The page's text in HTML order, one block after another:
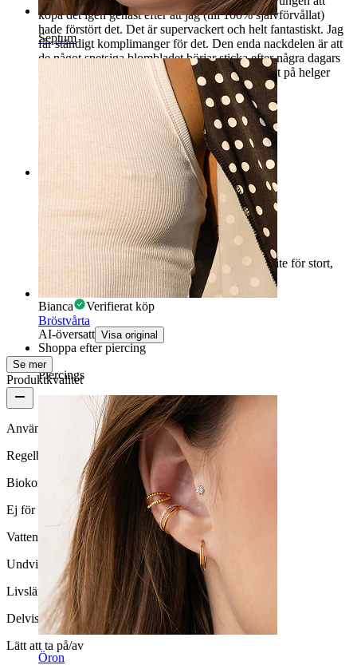
Septum
Bröstvårta
Shoppa efter piercing
Piercings
Öron
köpa det igen genast efter att jag (till 100% självförvållat)
hade förstört det. Det är supervackert och helt fantastiskt. Jag
får ständigt komplimanger för det. Den enda nackdelen är att
de något spetsiga blombladet börjar sticka efter några dagars
användning. Men eftersom jag ändå bara bär det på helger
eller lediga dagar är det inget problem.
Verifierat köp
AI-översatt Visa original
Rating
Jag gillade det
Jag älskade det, det är ett vackert smycke men lite för stort,
det täcker hela naveln.
Bianca Verifierat köp
AI-översatt Visa original
Se mer
Produktkvalitet
Användningsfrekvens
Regelbunden användning
Biokompatibilitet
Ej för känslig hud
Vattentäthet
Undvik vatten
Livslängd
Delvis hållbar
Lätt att ta på/av